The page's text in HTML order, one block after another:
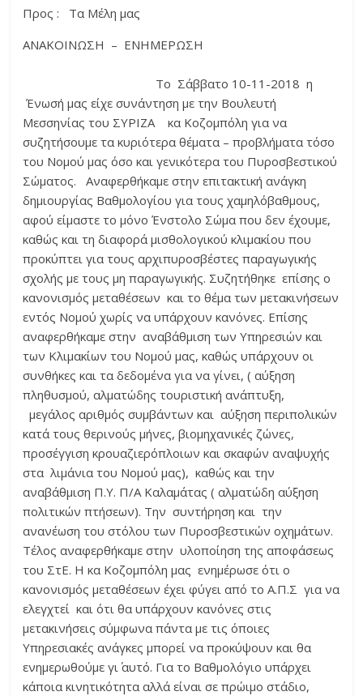
Προς : Τα Μέλη μας
ΑΝΑΚΟΙΝΩΣΗ – ΕΝΗΜΕΡΩΣΗ
Το Σάββατο 10-11-2018 η
Ένωσή μας είχε συνάντηση με την Βουλευτή
Μεσσηνίας του ΣΥΡΙΖΑ κα Κοζομπόλη για να
συζητήσουμε τα κυριότερα θέματα – προβλήματα τόσο
του Νομού μας όσο και γενικότερα του Πυροσβεστικού
Σώματος. Αναφερθήκαμε στην επιτακτική ανάγκη
δημιουργίας Βαθμολογίου για τους χαμηλόβαθμους,
αφού είμαστε το μόνο Ένστολο Σώμα που δεν έχουμε,
καθώς και τη διαφορά μισθολογικού κλιμακίου που
προκύπτει για τους αρχιπυροσβέστες παραγωγικής
σχολής με τους μη παραγωγικής. Συζητήθηκε επίσης ο
κανονισμός μεταθέσεων και το θέμα των μετακινήσεων
εντός Νομού χωρίς να υπάρχουν κανόνες. Επίσης
αναφερθήκαμε στην αναβάθμιση των Υπηρεσιών και
των Κλιμακίων του Νομού μας, καθώς υπάρχουν οι
συνθήκες και τα δεδομένα για να γίνει, ( αύξηση
πληθυσμού, αλματώδης τουριστική ανάπτυξη,
μεγάλος αριθμός συμβάντων και αύξηση περιπολικών
κατά τους θερινούς μήνες, βιομηχανικές ζώνες,
προσέγγιση κρουαζιερόπλοιων και σκαφών αναψυχής
στα λιμάνια του Νομού μας), καθώς και την
αναβάθμιση Π.Υ. Π/Α Καλαμάτας ( αλματώδη αύξηση
πολιτικών πτήσεων). Την συντήρηση και την
ανανέωση του στόλου των Πυροσβεστικών οχημάτων.
Τέλος αναφερθήκαμε στην υλοποίηση της αποφάσεως
του ΣτΕ. Η κα Κοζομπόλη μας ενημέρωσε ότι ο
κανονισμός μεταθέσεων έχει φύγει από το Α.Π.Σ για να
ελεγχτεί και ότι θα υπάρχουν κανόνες στις
μετακινήσεις σύμφωνα πάντα με τις όποιες
Υπηρεσιακές ανάγκες μπορεί να προκύψουν και θα
ενημερωθούμε γι΄ αυτό. Για το Βαθμολόγιο υπάρχει
κάποια κινητικότητα αλλά είναι σε πρώιμο στάδιο,